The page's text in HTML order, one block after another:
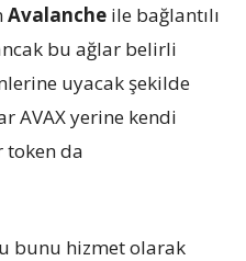
Avalanche ile bağlantılı
bu ağlar belirli
uyacak şekilde
AVAX yerine kendi
token da
bunu hizmet olarak